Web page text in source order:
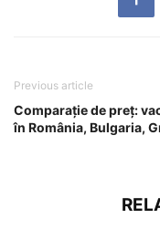
Previous article
Comparaţie de preţ:
în România, Bulgaria,